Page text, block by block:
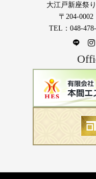
大江戸新座祭
〒204-
TEL：048-